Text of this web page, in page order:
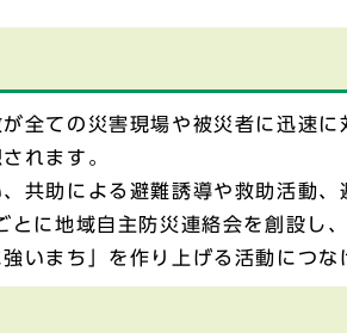
全ての災害現場や被災者に迅速
れます。
共助による避難誘導や救助活動
に地域自主防災連絡会を創設し
いまち」を作り上げる活動につな